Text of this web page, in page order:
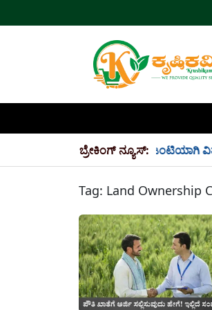
ಬ್ರೇಕಿಂಗ್ ನ್ಯೂಸ್:
ಸೆಪ್ಟೆಂಬರ್ ತಿಂಗಳ ಪಡಿತರ ಜಂಟಿಯಾಗಿ
Tag: Land Ownership